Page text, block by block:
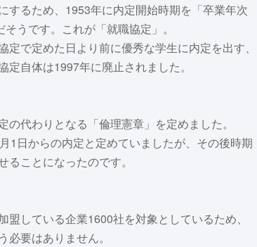
するため、1953年に内定開始時期を「卒業年次
うです。これが「就職協定」。
で定めた日より前に優秀な学生に内定を出す、
定自体は1997年に廃止されました。
代わりとなる「倫理憲章」を定めました。
1日からの内定と定めていましたが、その後時期
ことになったのです。
盟している企業1600社を対象としているため、
要はありません。